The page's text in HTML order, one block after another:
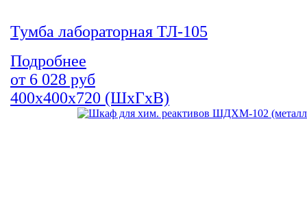
Тумба лабораторная ТЛ-105
Подробнее
от 6 028 руб
400х400х720 (ШхГхВ)